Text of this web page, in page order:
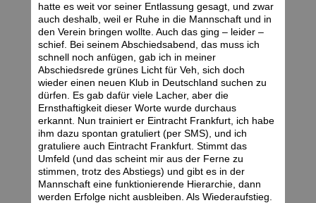
hatte es weit vor seiner Entlassung gesagt, und zwar
auch deshalb, weil er Ruhe in die Mannschaft und in
den Verein bringen wollte. Auch das ging – leider –
schief. Bei seinem Abschiedsabend, das muss ich
schnell noch anfügen, gab ich in meiner
Abschiedsrede grünes Licht für Veh, sich doch
wieder einen neuen Klub in Deutschland suchen zu
dürfen. Es gab dafür viele Lacher, aber die
Ernsthaftigkeit dieser Worte wurde durchaus
erkannt. Nun trainiert er Eintracht Frankfurt, ich habe
ihm dazu spontan gratuliert (per SMS), und ich
gratuliere auch Eintracht Frankfurt. Stimmt das
Umfeld (und das scheint mir aus der Ferne zu
stimmen, trotz des Abstiegs) und gibt es in der
Mannschaft eine funktionierende Hierarchie, dann
werden Erfolge nicht ausbleiben. Als Wiederaufstieg.